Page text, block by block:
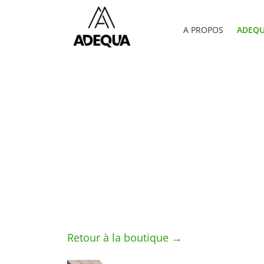
A PROPOS
Retour à la boutique →